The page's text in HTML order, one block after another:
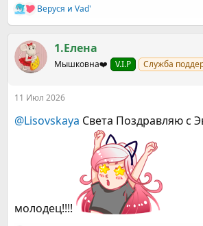
Р
е
к
ц
и
Веруся и Vad'
1.Елена
Мышковна❤️ V.I.P Служба
11 Июл 2026
@Lisovskaya Света Поздравляю с
молодец!!!!